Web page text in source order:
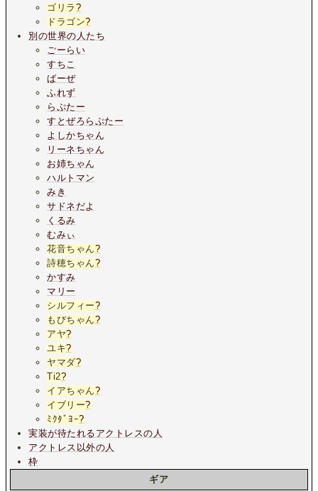
ゴリラ ?
ドラゴン?
別の世界の人たち
ごーらい
すちこ
ばーぜ
ふれず
らぷたー
すとぜろらぷたー
よしかちゃん
リーネちゃん
お姉ちゃん
ハルトマン
みき
サドネだよ
くるみ
むみぃ
花音ちゃん?
詩穂ちゃん?
かすみ
マリー
シルフィー?
もびちゃん?
アヤ?
ユキ?
ヤマダ?
Ti2?
イアちゃん?
イブリー?
ﾐｸﾀﾞﾖｰ?
実装が待たれるアクトレスの人
アクトレス以外の人
枠
ギア